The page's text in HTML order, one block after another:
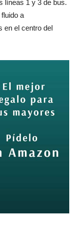
líneas 1 y 3 de bus.
a
en el centro del